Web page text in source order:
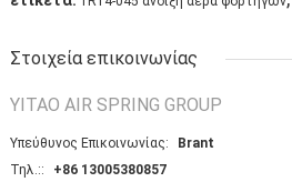
Στοιχεία επικοινωνίας
YITAO AIR SPRING GROUP
Υπεύθυνος Επικοινωνίας:
Brant
Τηλ.::
+86 13005380857